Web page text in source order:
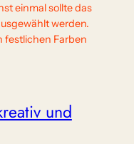
einmal sollte das
werden.
festlichen Farben
und